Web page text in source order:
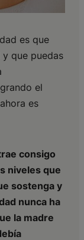
es que
que puedas
el
es
consigo
niveles que
sostenga y
nunca ha
la madre